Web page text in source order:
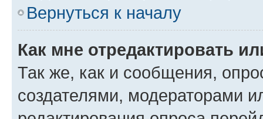
Вернуться к началу
Как мне отредактировать
Так же, как и сообщения,
создателями, модераторами